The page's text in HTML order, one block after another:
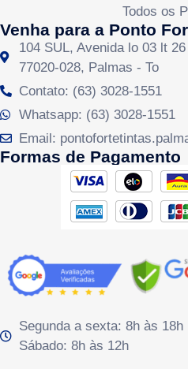
Todos os
Venha para a Ponto
104 SUL, Avenida lo 03 lt 26
77020-028, Palmas - To
Contato: (63) 3028-1551
Whatsapp: (63) 3028-1551
Email:
Formas de Pagamento
Segunda a sexta: 8h às 18h
Sábado: 8h às 12h